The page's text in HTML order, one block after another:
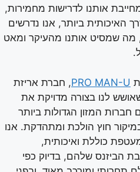
אותנו לדרישות מחמירות,
האיכותית ביותר, אנו נדרשים
מה שמסיט אותנו מהעיקר ומאט
PRO MAN-U, חברת אריזת
לנו בצורה מדויקת את
המזון הגדולות ביותר
חוץ הולכת ומתהדקת. אנו
כוללת ואיכותית,
הביזנס שלהם, בדיוק כפי